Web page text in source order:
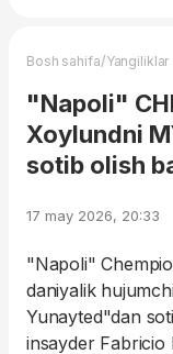
Bosh sahifa/Yangiliklar
"Napoli"
Xoylundni
sotib olish
17 may 2026, 20:33
"Napoli"
daniyalik
Yunayted"dan
insayder Fabricio